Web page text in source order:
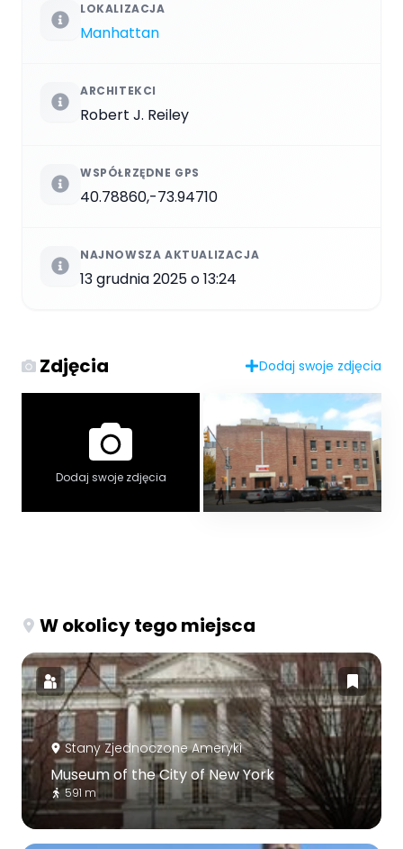
LOKALIZACJA
Manhattan
ARCHITEKCI
Robert J. Reiley
WSPÓŁRZĘDNE GPS
40.78860,-73.94710
NAJNOWSZA AKTUALIZACJA
13 grudnia 2025 o 13:24
Zdjęcia Dodaj swoje zdjęcia
Dodaj swoje zdjęcia
W okolicy tego miejsca
Stany Zjednoczone Ameryki
Museum of the City of New York
591 m